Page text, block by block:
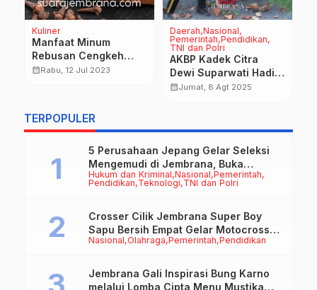
Kuliner
Manfaat Minum
Rebusan Cengkeh
Untuk Tubuh
calendar_monthRabu, 12 Jul 2023
Daerah Nasional
Pemerintah Pendidikan
TNI dan Polri
AKBP Kadek Citra
Dewi Suparwati Hadiri
Beach Clean Up di
calendar_monthJumat, 8 Agt 2025
TERPOPULER
Hukum dan Kriminal Nasional Pemerintah
Pendidikan Teknologi TNI dan Polri
5 Perusahaan Jepang Gelar Seleksi
Mengemudi di Jembrana, Buka
Peluang Kerja bagi Calon PMI
Nasional Olahraga Pemerintah Pendidikan
Crosser Cilik Jembrana Super Boy
Sapu Bersih Empat Gelar Motocross
50cc
Jembrana Gali Inspirasi Bung Karno
melalui Lomba Cipta Menu Mustika